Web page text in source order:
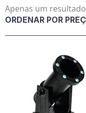
Apenas um resultado